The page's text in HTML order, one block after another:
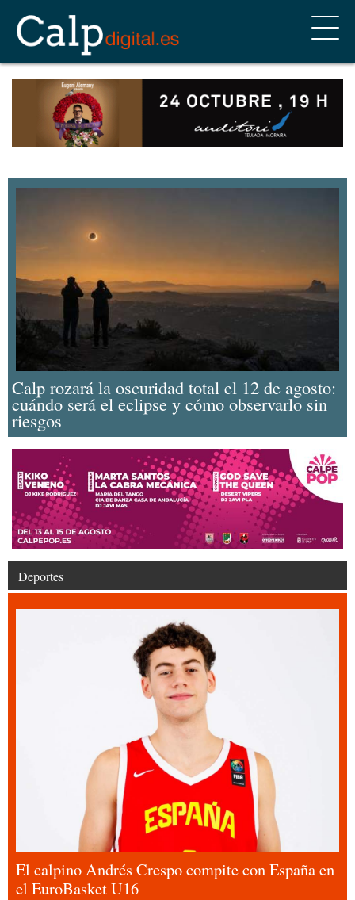
Calp rozará la oscuridad total el 12 de agosto:
cuándo será el eclipse y cómo observarlo sin
riesgos
Deportes
El calpino Andrés Crespo compite con España en
el EuroBasket U16